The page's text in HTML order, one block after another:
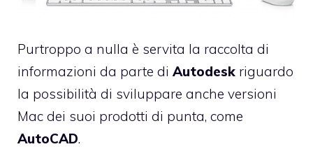
Purtroppo a nulla è servita la raccolta di
informazioni da parte di Autodesk riguardo
la possibilità di sviluppare anche versioni
Mac dei suoi prodotti di punta, come
AutoCAD.